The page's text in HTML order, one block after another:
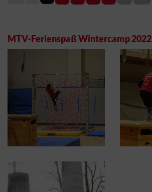
MTV-Ferienspaß Wintercamp 2022